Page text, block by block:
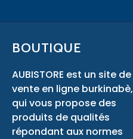
BOUTIQUE
AUBISTORE est un site de
vente en ligne burkinabè,
qui vous propose des
produits de qualités
répondant aux normes